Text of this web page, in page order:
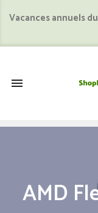
Vacances annuels

AMD